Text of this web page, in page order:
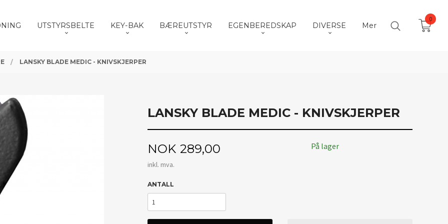
UTSTYRSBELTE KEY-BAK BÆREUTSTYR EGENBEREDSKAP DIVERSE Mer
0
LANSKY BLADE MEDIC - KNIVSKJERPER
LANSKY BLADE MEDIC - KNIVSKJERPER
Pris
NOK 289,00
inkl. mva.
På lager
ANTALL